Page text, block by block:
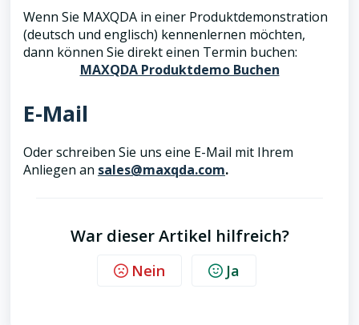
Wenn Sie MAXQDA in einer Produktdemonstration
(deutsch und englisch) kennenlernen möchten,
dann können Sie direkt einen Termin buchen:
MAXQDA Produktdemo Buchen
E-Mail
Oder schreiben Sie uns eine E-Mail mit Ihrem
Anliegen an sales@maxqda.com.
War dieser Artikel hilfreich?
Nein Ja